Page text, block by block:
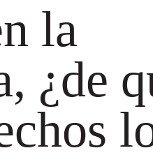
la
¿de